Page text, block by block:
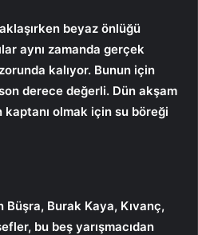
beyaz önlüğü
aynı zamanda gerçek
kalıyor. Bunun için
derece değerli. Dün akşam
kaptanı olmak için su böreği
Büşra, Burak Kaya, Kıvanç,
bu beş yarışmacıdan